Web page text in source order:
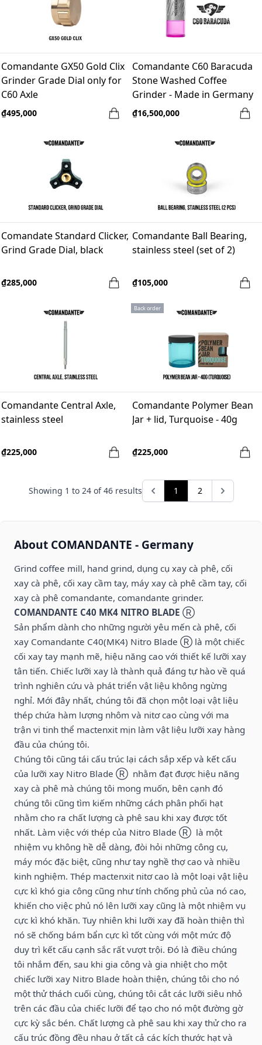
Comandante GX50 Gold Clix
Grinder Grade Dial only for
C60 Axle
₫495,000
Comandante C60 Baracuda
Stone Washed Coffee
Grinder - Made in Germany
₫16,500,000
Comandate Standard Clicker,
Grind Grade Dial, black
₫285,000
Comandante Ball Bearing,
stainless steel (set of 2)
₫105,000
Comandante Central Axle,
stainless steel
₫225,000
Back order
Comandante Polymer Bean
Jar + lid, Turquoise - 40g
₫225,000
Showing 1 to 24of46results 1 2
About COMANDANTE - Germany
Grind coffee mill, hand grind, dụng cụ xay cà phê, cối
xay cà phê, cối xay cầm tay, máy xay cà phê cầm tay, cối
xay cà phê comandante, comandante grinder.
COMANDANTE C40 MK4 NITRO BLADE Ⓡ
Sản phẩm dành cho những người yêu mến cà phê, cối
xay Comandante C40(MK4) Nitro Blade Ⓡ là một chiếc
cối xay tay mạnh mẽ, hiệu năng cao với thiết kế lưỡi xay
tân tiến. Chiếc lưỡi xay là thành quả đáng tự hào về quá
trình nghiên cứu và phát triển vật liệu không ngừng
nghỉ. Mới đây nhất, chúng tôi đã chọn một loại vật liệu
thép chứa hàm lượng nhôm và nitơ cao cùng với ma
trận vi tinh thể mactenxit mịn làm vật liệu lưỡi xay hàng
đầu của chúng tôi.
Chúng tôi cũng tái cấu trúc lại cách sắp xếp và kết cấu
của lưỡi xay Nitro Blade Ⓡ nhằm đạt được hiệu năng
xay cà phê mà chúng tôi mong muốn, bên cạnh đó
chúng tôi cũng tìm kiếm những cách phân phối hạt
nhằm cho ra chất lượng cà phê sau khi xay được tốt
nhất. Làm việc với thép của Nitro Blade Ⓡ là một
nhiệm vụ không hề dễ dàng, đòi hỏi những công cụ,
máy móc đặc biệt, cũng như tay nghề thợ cao và nhiều
kinh nghiệm. Thép mactenxit nitơ cao là một loại vật liệu
cực kì khó gia công cũng như tính chống phủ của nó cao,
khiến cho việc phủ nó lên lưỡi xay cũng là một nhiệm vụ
cực kì khó khăn. Tuy nhiên khi lưỡi xay đã hoàn thiện thì
nó sẽ chống bám bẩn cực kì tốt cùng với một mức độ
duy trì kết cấu cạnh sắc rất vượt trội. Đó là điều chúng
tôi nhắm đến, sau khi gia công và gia nhiệt cho một
chiếc lưỡi xay Nitro Blade hoàn thiện, chúng tôi cho nó
một thử thách cuối cùng, chúng tôi cắt các lưỡi siêu nhỏ
trên các đầu của chiếc lưỡi để tạo cho nó một đường gờ
cực kỳ sắc bén. Chất lượng cà phê sau khi xay thử cho ra
cấu trúc đồng đều nhau ở tất cả các kích thước hạt và